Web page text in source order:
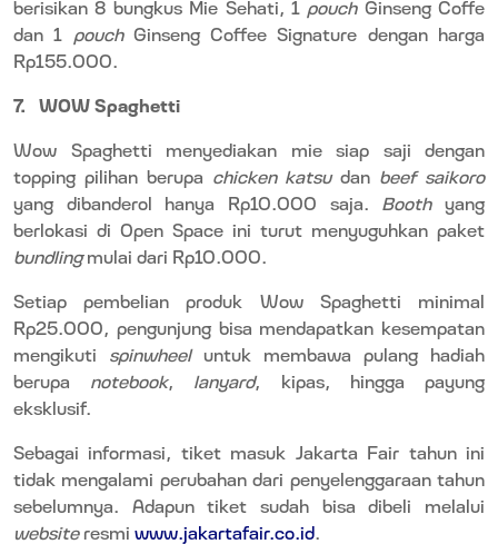
berisikan 8 bungkus Mie Sehati, 1 pouchGinseng Coffe
dan 1 pouchGinseng Coffee Signature dengan harga
Rp155.000.
7.
WOW Spaghetti
Wow Spaghetti menyediakan mie siap saji dengan
topping pilihan berupa chicken katsudan beef saikoro
yang dibanderol hanya Rp10.000 saja. Boothyang
berlokasi di Open Space ini turut menyuguhkan paket
bundlingmulai dari Rp10.000.
Setiap pembelian produk Wow Spaghetti minimal
Rp25.000, pengunjung bisa mendapatkan kesempatan
mengikuti spinwheeluntuk membawa pulang hadiah
berupa notebook, lanyard, kipas, hingga payung
eksklusif.
Sebagai informasi, tiket masuk Jakarta Fair tahun ini
tidak mengalami perubahan dari penyelenggaraan tahun
sebelumnya. Adapun tiket sudah bisa dibeli melalui
websiteresmi www.jakartafair.co.id